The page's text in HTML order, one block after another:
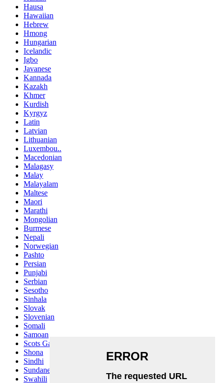
Hausa
Hawaiian
Hebrew
Hmong
Hungarian
Icelandic
Igbo
Javanese
Kannada
Kazakh
Khmer
Kurdish
Kyrgyz
Latin
Latvian
Lithuanian
Luxembou..
Macedonian
Malagasy
Malay
Malayalam
Maltese
Maori
Marathi
Mongolian
Burmese
Nepali
Norwegian
Pashto
Persian
Punjabi
Serbian
Sesotho
Sinhala
Slovak
Slovenian
Somali
Samoan
Scots Gaelic
Shona
Sindhi
Sundanese
Swahili